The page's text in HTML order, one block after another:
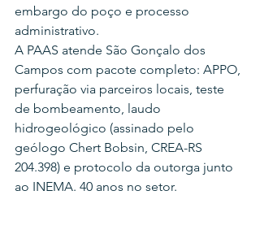
embargo do poço e processo
administrativo.
A PAAS atende São Gonçalo dos
Campos com pacote completo: APPO,
perfuração via parceiros locais, teste
de bombeamento, laudo
hidrogeológico (assinado pelo
geólogo Chert Bobsin, CREA-RS
204.398) e protocolo da outorga junto
ao INEMA. 40 anos no setor.